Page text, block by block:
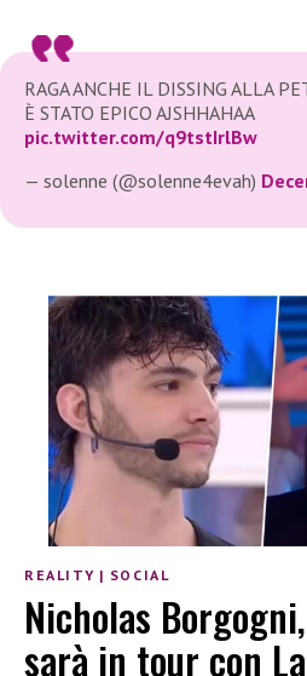
RAGA ANCHE IL DISSING ALLA
È STATO EPICO AJSHHAHAA
pic.twitter.com/q9tstIrlBw
— solenne (@solenne4evah)
REALITY | SOCIAL
Nicholas
sarà in tour con